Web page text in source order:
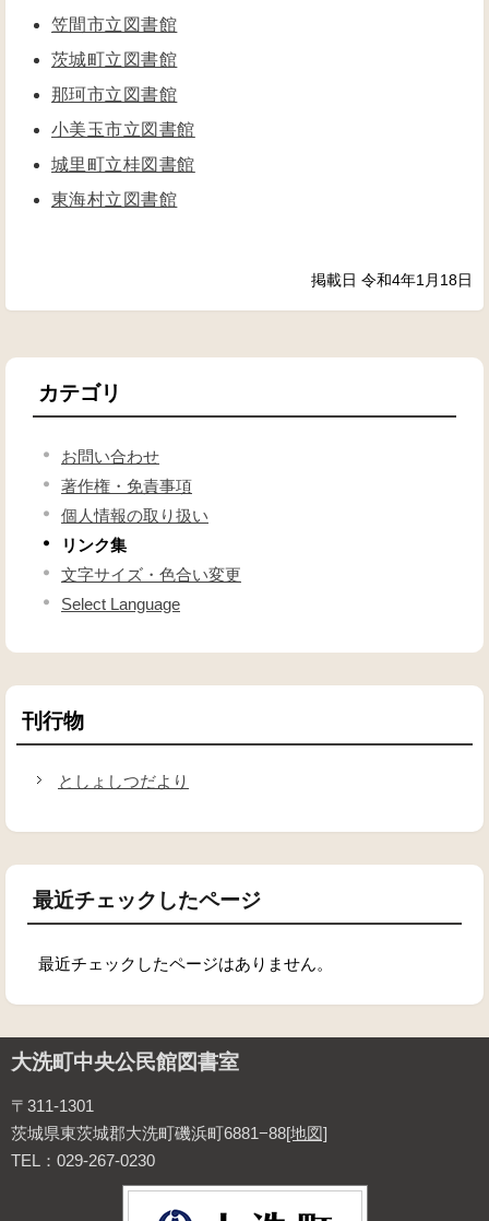
笠間市立図書館
茨城町立図書館
那珂市立図書館
小美玉市立図書館
城里町立桂図書館
東海村立図書館
掲載日 令和4年1月18日
カテゴリ
お問い合わせ
著作権・免責事項
個人情報の取り扱い
リンク集
文字サイズ・色合い変更
Select Language
刊行物
としょしつだより
最近チェックしたページ
最近チェックしたページはありません。
大洗町中央公民館図書室
〒311-1301
茨城県東茨城郡大洗町磯浜町6881−88[地図]
TEL：029-267-0230